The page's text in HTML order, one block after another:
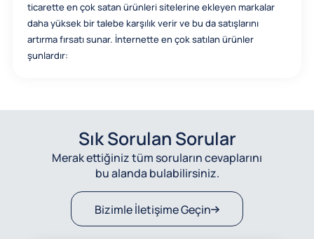
ticarette en çok satan ürünleri sitelerine ekleyen markalar
daha yüksek bir talebe karşılık verir ve bu da satışlarını
artırma fırsatı sunar. İnternette en çok satılan ürünler
şunlardır:
Sık Sorulan Sorular
Merak ettiğiniz tüm soruların cevaplarını
bu alanda bulabilirsiniz.
Bizimle İletişime Geçin